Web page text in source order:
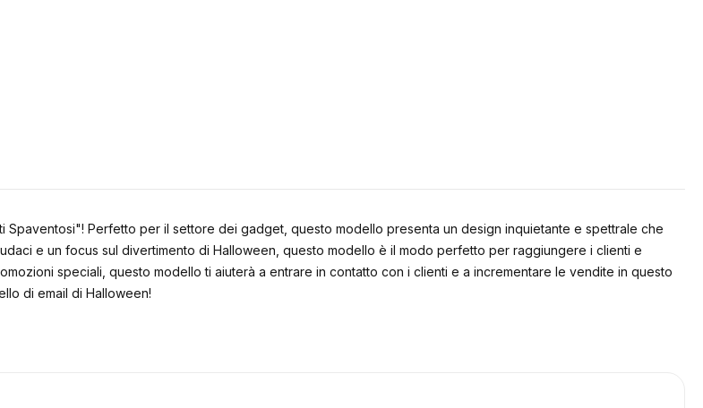
Spaventosi"! Perfetto per il settore dei gadget, questo modello presenta un design inquietante e spettrale che
e un focus sul divertimento di Halloween, questo modello è il modo perfetto per raggiungere i clienti e
speciali, questo modello ti aiuterà a entrare in contatto con i clienti e a incrementare le vendite in questo
di email di Halloween!